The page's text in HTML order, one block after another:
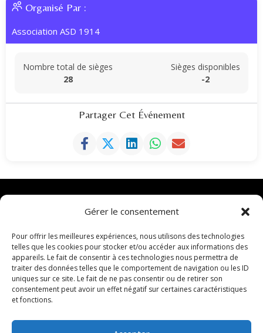
Gérer le consentement
Pour offrir les meilleures expériences, nous utilisons des technologies
telles que les cookies pour stocker et/ou accéder aux informations des
appareils. Le fait de consentir à ces technologies nous permettra de
traiter des données telles que le comportement de navigation ou les ID
uniques sur ce site. Le fait de ne pas consentir ou de retirer son
consentement peut avoir un effet négatif sur certaines caractéristiques
et fonctions.
Organisé Par :
Association ASD 1914
Nombre total de sièges
28
Sièges disponibles
-2
Partager Cet Événement